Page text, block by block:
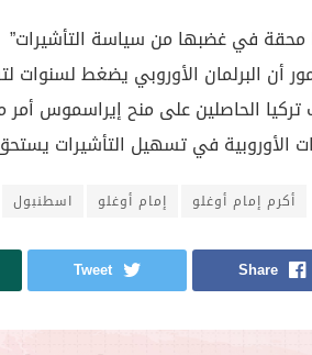
محقة في غضبها من سياسة التأشيرات”
أن البرلمان الأوروبي يضغط لسنوات
تركيا الحاصلين على منح إيراسموس
الأوروبية في تسهيل التأشيرات
أكرم إمام أوغلو إمام أوغلو اسطنبول
Share
Tweet